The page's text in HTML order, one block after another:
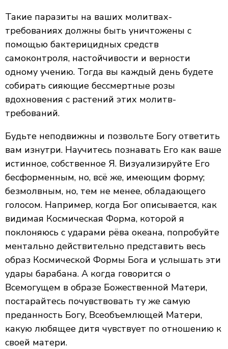
Такие паразиты на ваших молитвах-
требованиях должны быть уничтожены с
помощью бактерицидных средств
самоконтроля, настойчивости и верности
одному учению. Тогда вы каждый день будете
собирать сияющие бессмертные розы
вдохновения с растений этих молитв-
требований.
Будьте неподвижны и позвольте Богу ответить
вам изнутри. Научитесь познавать Его как ваше
истинное, собственное Я. Визуализируйте Его
бесформенным, но, всё же, имеющим форму;
безмолвным, но, тем не менее, обладающего
голосом. Например, когда Бог описывается, как
видимая Космическая Форма, которой я
поклоняюсь с ударами рёва океана, попробуйте
ментально действительно представить весь
образ Космической Формы Бога и услышать эти
удары барабана. А когда говорится о
Всемогущем в образе Божественной Матери,
постарайтесь почувствовать ту же самую
преданность Богу, Всеобъемлющей Матери,
какую любящее дитя чувствует по отношению к
своей матери.